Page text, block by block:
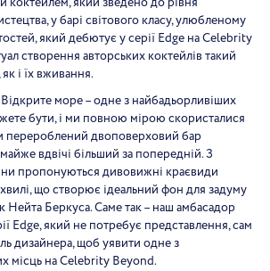
у барі світового класу, улюбленому
який дебютує у серії Edge на Celebrity
створення авторських коктейлів такий
і їх вживання.
море – одне з найбадьорливіших
бути, і ми повною мірою скористалися
перероблений двоповерховий бар
вдвічі більший за попередній. З
пропонуються дивовижні краєвиди
що створює ідеальний фон для задуму
Нейта Беркуса. Саме так – наш амбасадор
Edge, який не потребує представлення, сам
дизайнера, щоб уявити одне з
місць на Celebrity Beyond.